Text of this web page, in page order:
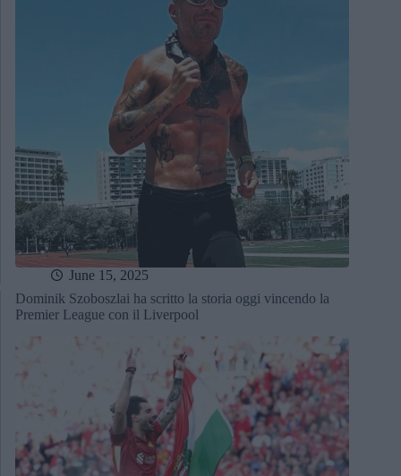
June 15, 2025
Dominik Szoboszlai ha scritto la storia oggi vincendo la
Premier League con il Liverpool